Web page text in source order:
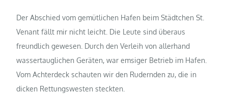
Der Abschied vom gemütlichen Hafen beim Städtchen St.
Venant fällt mir nicht leicht. Die Leute sind überaus
freundlich gewesen. Durch den Verleih von allerhand
wassertauglichen Geräten, war emsiger Betrieb im Hafen.
Vom Achterdeck schauten wir den Rudernden zu, die in
dicken Rettungswesten steckten.